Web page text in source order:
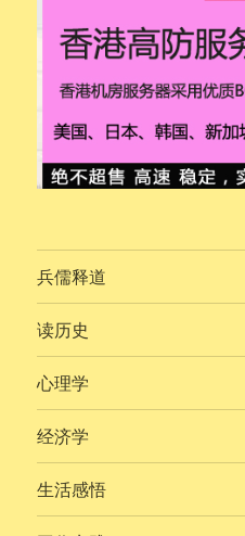
兵儒释道
读历史
心理学
经济学
生活感悟